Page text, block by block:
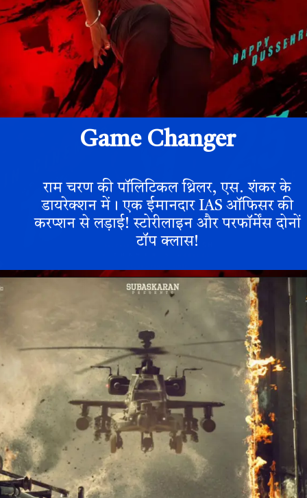
Game Changer
राम चरण की पॉलिटिकल थ्रिलर, एस. शंकर के
डायरेक्शन में। एक ईमानदार IAS ऑफिसर की
करप्शन से लड़ाई! स्टोरीलाइन और परफॉर्मेंस दोनों
टॉप क्लास!